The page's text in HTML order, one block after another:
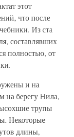
этот
что после
Из ста
составлявших
полностью, от
и на
на берегу Нила,
трупы
Некоторые
длины,